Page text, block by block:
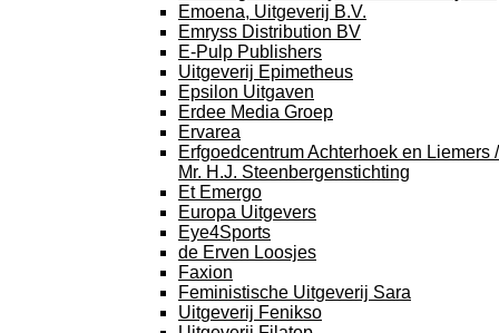
Emoena, Uitgeverij B.V.
Emryss Distribution BV
E-Pulp Publishers
Uitgeverij Epimetheus
Epsilon Uitgaven
Erdee Media Groep
Ervarea
Erfgoedcentrum Achterhoek en Liemers /
Mr. H.J. Steenbergenstichting
Et Emergo
Europa Uitgevers
Eye4Sports
de Erven Loosjes
Faxion
Feministische Uitgeverij Sara
Uitgeverij Fenikso